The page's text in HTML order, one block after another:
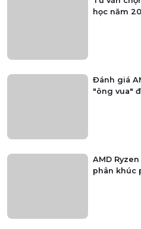
học năm
Đánh giá
"ông vua"
AMD
phân khúc